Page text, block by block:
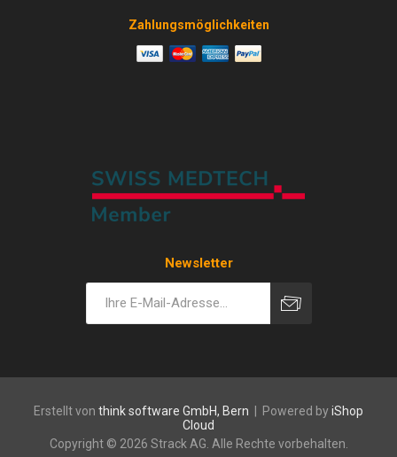
Zahlungsmöglichkeiten
Newsletter
Erstellt von think software GmbH, Bern | Powered byiShop
Cloud
Copyright © 2026 Strack AG. Alle Rechte vorbehalten.